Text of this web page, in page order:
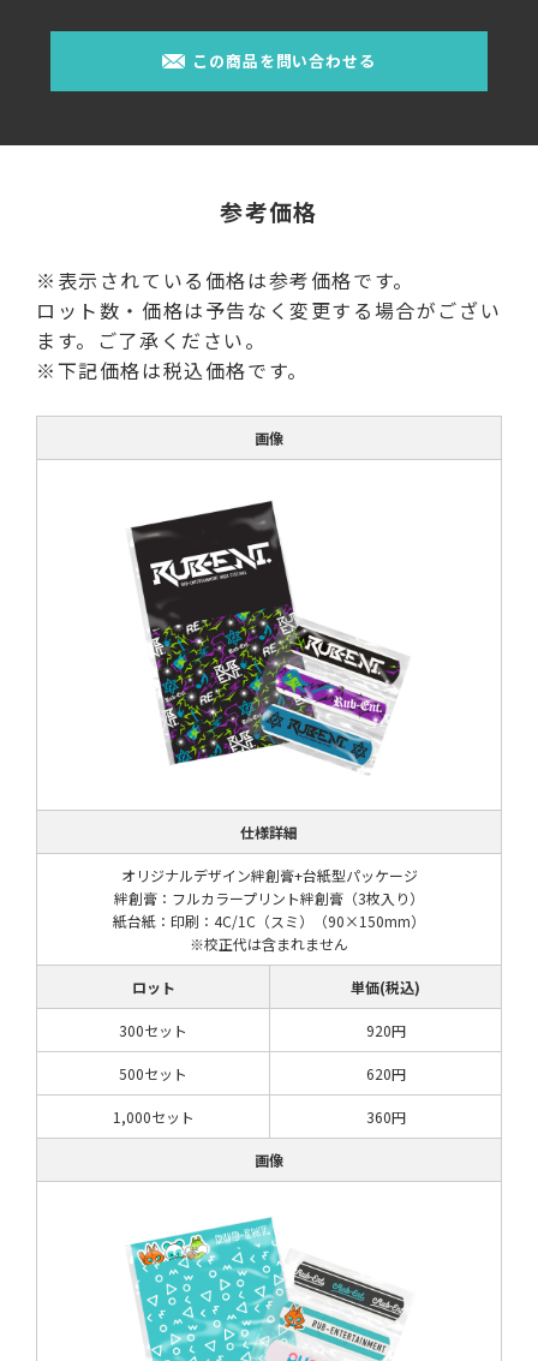
この商品を問い合わせる
参考価格
※表示されている価格は参考価格です。
ロット数・価格は予告なく変更する場合がござい
ます。ご了承ください。
※下記価格は税込価格です。
画像
仕様詳細
オリジナルデザイン絆創膏+台紙型パッケージ
絆創膏：フルカラープリント絆創膏（3枚入り）
紙台紙：印刷：4C/1C（スミ）（90×150mm）
※校正代は含まれません
ロット 単価(税込)
300セット 920円
500セット 620円
1,000セット 360円
画像